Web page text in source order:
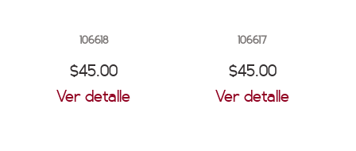
106618
$45.00
Ver detalle
106617
$45.00
Ver detalle